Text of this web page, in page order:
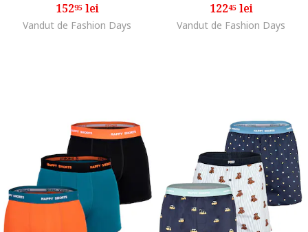
15295lei
Vandut de Fashion Days
12245lei
Vandut de Fashion Days